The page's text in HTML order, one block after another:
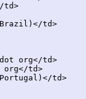
td>
td>
org</td>
td>
td>